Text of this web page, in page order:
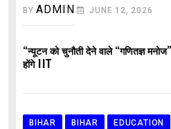
BYADMIN JUNE 12, 2026
“न्यूटन को चुनौती देने वाले “गणितज्ञ
होंगे IIT
BIHAR BIHAR EDUCATION